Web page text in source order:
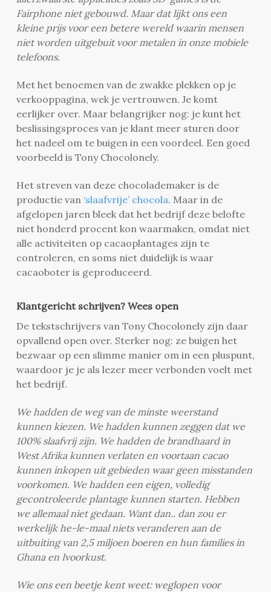
Fairphone niet gebouwd. Maar dat lijkt ons een
kleine prijs voor een betere wereld waarin mensen
niet worden uitgebuit voor metalen in onze mobiele
telefoons.
Met het benoemen van de zwakke plekken op je
verkooppagina, wek je vertrouwen. Je komt
eerlijker over. Maar belangrijker nog: je kunt het
beslissingsproces van je klant meer sturen door
het nadeel om te buigen in een voordeel. Een goed
voorbeeld is Tony Chocolonely.
Het streven van deze chocolademaker is de
productie van ‘slaafvrije’ chocola. Maar in de
afgelopen jaren bleek dat het bedrijf deze belofte
niet honderd procent kon waarmaken, omdat niet
alle activiteiten op cacaoplantages zijn te
controleren, en soms niet duidelijk is waar
cacaoboter is geproduceerd.
Klantgericht schrijven? Wees open
De tekstschrijvers van Tony Chocolonely zijn daar
opvallend open over. Sterker nog: ze buigen het
bezwaar op een slimme manier om in een pluspunt,
waardoor je je als lezer meer verbonden voelt met
het bedrijf.
We hadden de weg van de minste weerstand
kunnen kiezen. We hadden kunnen zeggen dat we
100% slaafvrij zijn. We hadden de brandhaard in
West Afrika kunnen verlaten en voortaan cacao
kunnen inkopen uit gebieden waar geen misstanden
voorkomen. We hadden een eigen, volledig
gecontroleerde plantage kunnen starten. Hebben
we allemaal niet gedaan. Want dan.. dan zou er
werkelijk he-le-maal niets veranderen aan de
uitbuiting van 2,5 miljoen boeren en hun families in
Ghana en Ivoorkust.
Wie ons een beetje kent weet: weglopen voor